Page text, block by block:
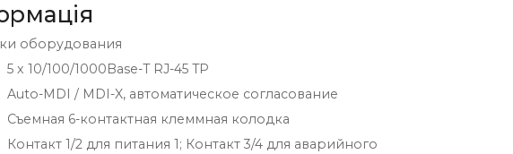
оборудования
5 x 10/100/1000Base-T RJ-45 TP
Auto-MDI / MDI-X, автоматическое согласование
Съемная 6-контактная клеммная колодка
Контакт 1/2 для питания 1; Контакт 3/4 для аварийного